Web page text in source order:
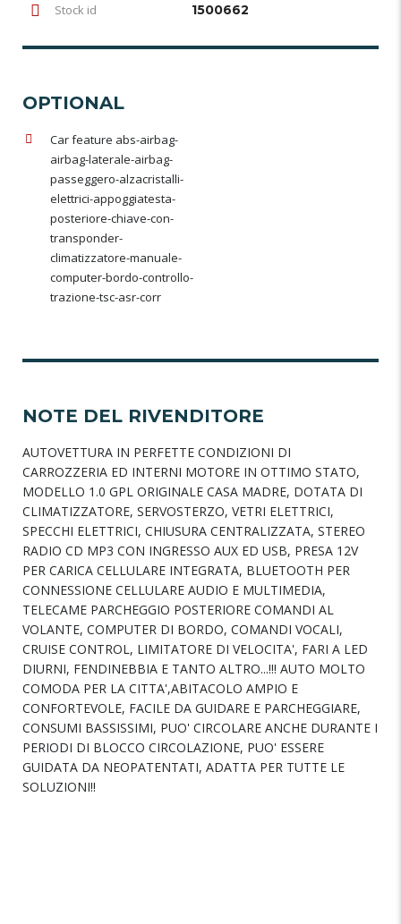
Stock id 1500662
OPTIONAL
Car feature abs-airbag-
airbag-laterale-airbag-
passeggero-alzacristalli-
elettrici-appoggiatesta-
posteriore-chiave-con-
transponder-
climatizzatore-manuale-
computer-bordo-controllo-
trazione-tsc-asr-corr
NOTE DEL RIVENDITORE
AUTOVETTURA IN PERFETTE CONDIZIONI DI
CARROZZERIA ED INTERNI MOTORE IN OTTIMO STATO,
MODELLO 1.0 GPL ORIGINALE CASA MADRE, DOTATA DI
CLIMATIZZATORE, SERVOSTERZO, VETRI ELETTRICI,
SPECCHI ELETTRICI, CHIUSURA CENTRALIZZATA, STEREO
RADIO CD MP3 CON INGRESSO AUX ED USB, PRESA 12V
PER CARICA CELLULARE INTEGRATA, BLUETOOTH PER
CONNESSIONE CELLULARE AUDIO E MULTIMEDIA,
TELECAME PARCHEGGIO POSTERIORE COMANDI AL
VOLANTE, COMPUTER DI BORDO, COMANDI VOCALI,
CRUISE CONTROL, LIMITATORE DI VELOCITA', FARI A LED
DIURNI, FENDINEBBIA E TANTO ALTRO...!!! AUTO MOLTO
COMODA PER LA CITTA',ABITACOLO AMPIO E
CONFORTEVOLE, FACILE DA GUIDARE E PARCHEGGIARE,
CONSUMI BASSISSIMI, PUO' CIRCOLARE ANCHE DURANTE I
PERIODI DI BLOCCO CIRCOLAZIONE, PUO' ESSERE
GUIDATA DA NEOPATENTATI, ADATTA PER TUTTE LE
SOLUZIONI!!